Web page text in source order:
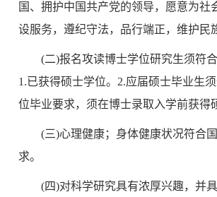
国、拥护中国共产党的领导，愿意为社
设服务，遵纪守法，品行端正，维护民
(二)报名攻读博士学位研究生须符
1.已获得硕士学位。2.应届硕士毕业生
位毕业要求，须在博士录取入学前获得
(三)心理健康；身体健康状况符合
求。
(四)对科学研究具有浓厚兴趣，并